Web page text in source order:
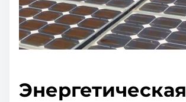
Энергетическая